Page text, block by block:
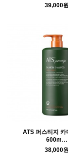
39,000원
ATS 퍼스티지 카
600m…
38,000원